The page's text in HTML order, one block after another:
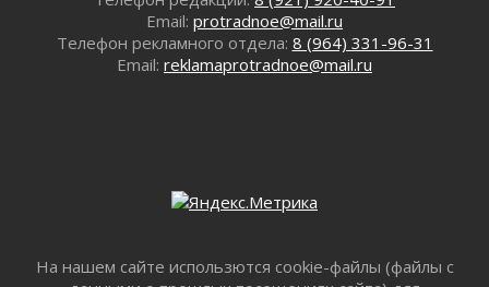
В Ивангороде появилась «Избушка-
воробушка»
02 августа 2026
Юхла, мука, кантеле и Водяной
В Ленобласти открылась экспозиция к 150-
летию Билибина
Лето без гаджетов
01 августа 2026
Email: protradnoe@mail.ru
Телефон рекламного отдела: 8 (964) 331-96-31
Email: reklamaprotradnoe@mail.ru
На нашем сайте использются cookie-файлы (файлы с